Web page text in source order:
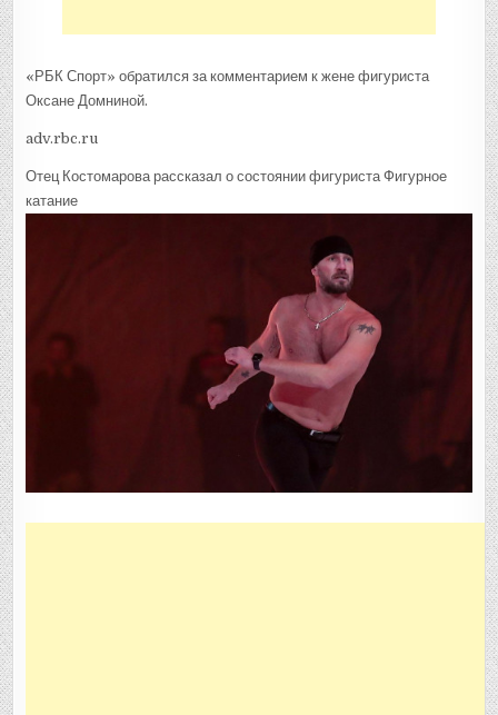
«РБК Спорт» обратился за комментарием к жене фигуриста
Оксане Домниной.
adv.rbc.ru
Отец Костомарова рассказал о состоянии фигуристаФигурное
катание